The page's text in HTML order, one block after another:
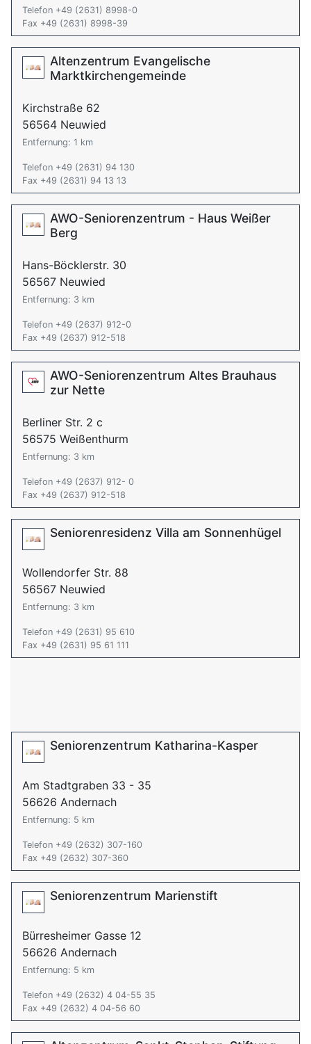
Telefon +49 (2631) 8998-0
Fax +49 (2631) 8998-39
Altenzentrum Evangelische
Marktkirchengemeinde
Kirchstraße 62
56564 Neuwied
Entfernung: 1 km
Telefon +49 (2631) 94 130
Fax +49 (2631) 94 13 13
AWO-Seniorenzentrum - Haus Weißer
Berg
Hans-Böcklerstr. 30
56567 Neuwied
Entfernung: 3 km
Telefon +49 (2637) 912-0
Fax +49 (2637) 912-518
AWO-Seniorenzentrum Altes Brauhaus
zur Nette
Berliner Str. 2 c
56575 Weißenthurm
Entfernung: 3 km
Telefon +49 (2637) 912- 0
Fax +49 (2637) 912-518
Seniorenresidenz Villa am Sonnenhügel
Wollendorfer Str. 88
56567 Neuwied
Entfernung: 3 km
Telefon +49 (2631) 95 610
Fax +49 (2631) 95 61 111
Seniorenzentrum Katharina-Kasper
Am Stadtgraben 33 - 35
56626 Andernach
Entfernung: 5 km
Telefon +49 (2632) 307-160
Fax +49 (2632) 307-360
Seniorenzentrum Marienstift
Bürresheimer Gasse 12
56626 Andernach
Entfernung: 5 km
Telefon +49 (2632) 4 04-55 35
Fax +49 (2632) 4 04-56 60